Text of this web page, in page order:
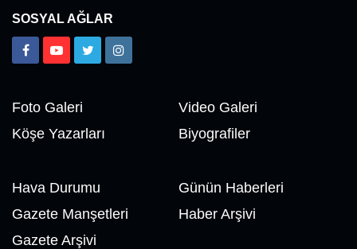
SOSYAL AĞLAR
Foto Galeri
Video Galeri
Köşe Yazarları
Biyografiler
Hava Durumu
Günün Haberleri
Gazete Manşetleri
Haber Arşivi
Gazete Arşivi